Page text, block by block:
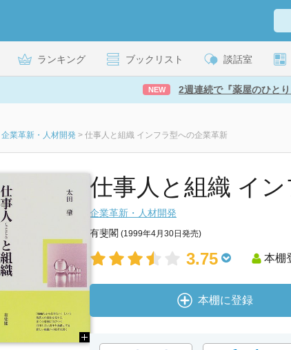
ランキング ブックリスト 談話室
NEW 2週連続で『薬屋のひと
企業革新・人材開発 > 仕事人と組織 インフラ型への企業革新
仕事人と組織 イ
企業革新・人材開発
有斐閣 (1999年4月30日発売)
3.75 本棚
本棚に登録